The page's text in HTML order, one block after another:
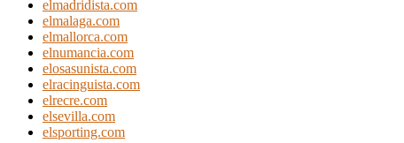
elmadridista.com
elmalaga.com
elmallorca.com
elnumancia.com
elosasunista.com
elracinguista.com
elrecre.com
elsevilla.com
elsporting.com